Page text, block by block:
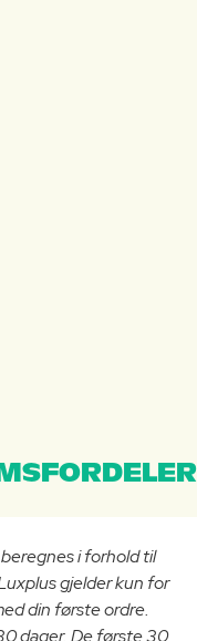
i forhold til
gjelder kun for
din første ordre.
dager. De første 30